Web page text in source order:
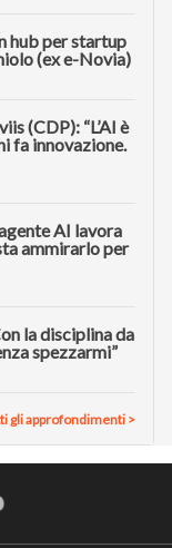
hub per startup
(ex e-Novia)
(CDP): “L’AI è
fa innovazione.
AI lavora
ammirarlo per
la disciplina da
spezzarmi”
gli approfondimenti >